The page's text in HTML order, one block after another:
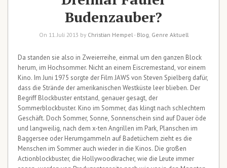
Budenzauber?
On 11. Juli 2013 by Christian Hempel - Blog Genre Aktuell
Da standen sie also in Zweierreihe, einmal um den ganzen Block
herum, im Hochsommer. Nicht an einem Eiscremestand, vor einem
Kino. Im Juni 1975 sorgte der Film JAWS von Steven Spielberg dafür,
dass die Strände der amerikanischen Westküste leer blieben. Der
Begriff Blockbuster entstand, genauer gesagt, der
Sommerblockbuster. Kino im Sommer, das klingt nach schlechtem
Geschäft. Doch Sommer, Sonne, Sonnenschein sind auf Dauer öde
und langweilig, nach dem x-ten Angrillen im Park, Planschen im
Baggersee oder Herumgammeln auf Badetüchern zieht es die
Menschen im Sommer auch wieder in die Kinos. Die großen
Actionblockbuster, die Hollywoodkracher, wie die Leute immer